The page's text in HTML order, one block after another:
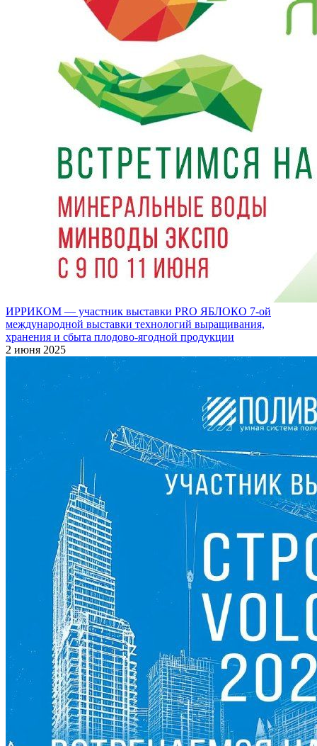
ИРРИКОМ — участник выставки PRO ЯБЛОКО 7-ой
международной выставки технологий выращивания,
хранения и сбыта плодово-ягодной продукции
2 июня 2025